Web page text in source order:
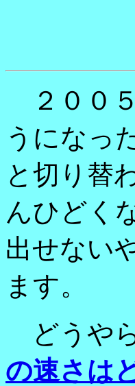
２００
うになっ
と切り替
んひどく
出せない
ます。
どうや
の速さは